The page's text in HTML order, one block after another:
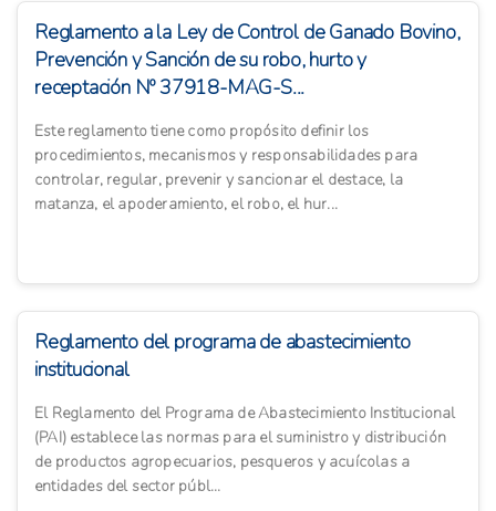
Reglamento a la Ley de Control de Ganado Bovino,
Prevención y Sanción de su robo, hurto y
receptación Nº 37918-MAG-S...
Este reglamento tiene como propósito definir los
procedimientos, mecanismos y responsabilidades para
controlar, regular, prevenir y sancionar el destace, la
matanza, el apoderamiento, el robo, el hur...
Reglamento del programa de abastecimiento
institucional
El Reglamento del Programa de Abastecimiento Institucional
(PAI) establece las normas para el suministro y distribución
de productos agropecuarios, pesqueros y acuícolas a
entidades del sector públ...